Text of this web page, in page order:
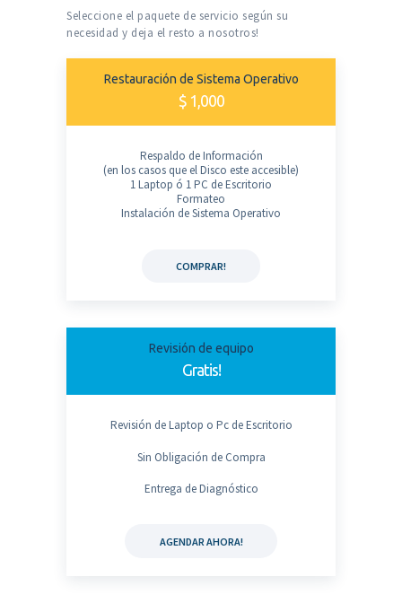
Seleccione el paquete de servicio según su
necesidad y deja el resto a nosotros!
Restauración de Sistema Operativo
$ 1,000
Respaldo de Información
(en los casos que el Disco este accesible)
1 Laptop ó 1 PC de Escritorio
Formateo
Instalación de Sistema Operativo
COMPRAR!
Revisión de equipo
Gratis!
Revisión de Laptop o Pc de Escritorio
Sin Obligación de Compra
Entrega de Diagnóstico
AGENDAR AHORA!